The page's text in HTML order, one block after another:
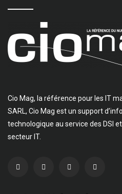
Cio Mag, la référence pour les IT
SARL, Cio Mag est un support
technologique au service des DSI
secteur IT.